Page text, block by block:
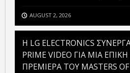
AUGUST 2, 2026
H LG ELECTRONICS
PRIME VIDEO ΓΙΑ ΜΙΑ
ΠΡΕΜΙΕΡΑ ΤΟΥ MASTERS OF